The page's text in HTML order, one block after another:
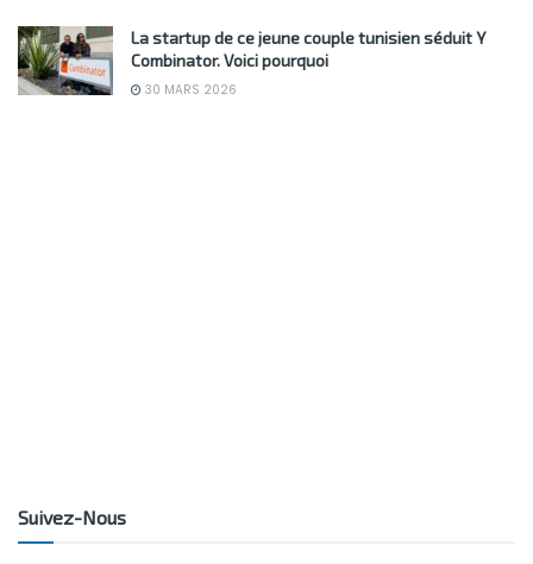
La startup de ce jeune couple tunisien séduit Y
Combinator. Voici pourquoi
30 MARS 2026
Suivez-Nous